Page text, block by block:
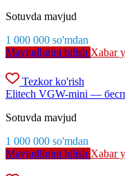
Sotuvda mavjud
1 000 000 so'mdan
Mavjudligini bilish Xabar
Tezkor ko'rish
Elitech VGW-mini —
Sotuvda mavjud
1 000 000 so'mdan
Mavjudligini bilish Xabar